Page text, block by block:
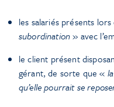
les salariés présents
subordination» avec
le client présent
gérant, de sorte que «
qu’elle pourrait se